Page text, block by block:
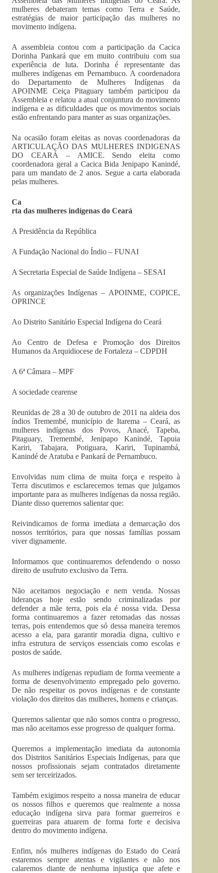
mulheres debateram temas como Terra e Saúde,
estratégias de maior participação das mulheres no
movimento indígena.
A assembleia contou com a participação da Cacica
Dorinha Pankará que em muito contribuiu com sua
experiência de luta. Dorinha é representante das
mulheres indígenas em Pernambuco. A coordenadora
do Departamento de Mulheres Indígenas da
APOINME Ceiça Pitaguary também participou da
Assembleia e relatou a atual conjuntura do movimento
indígena e as dificuldades que os movimentos sociais
estão enfrentando para manter as suas organizações.
Na ocasião foram eleitas as novas coordenadoras da
ARTICULAÇÃO DAS MULHERES INDIGENAS
DO CEARÁ – AMICE. Sendo eleita como
coordenadora geral a Cacica Bida Jenipapo Kanindé,
para um mandato de 2 anos. Segue a carta elaborada
pelas mulheres.
Ca
rta das mulheres indígenas do Ceará
A Presidência da República
A Fundação Nacional do Índio – FUNAI
A Secretaria Especial de Saúde Indígena – SESAI
As organizações Indígenas – APOINME, COPICE,
OPRINCE
Ao Distrito Sanitário Especial Indígena do Ceará
Ao Centro de Defesa e Promoção dos Direitos
Humanos da Arquidiocese de Fortaleza – CDPDH
A 6ª Câmara – MPF
A sociedade cearense
Reunidas de 28 a 30 de outubro de 2011 na aldeia dos
índios Tremembé, município de Itarema – Ceará, as
mulheres indígenas dos Povos, Anacé, Tapeba,
Pitaguary, Tremembé, Jenipapo Kanindé, Tapuia
Kariri, Tabajara, Potiguara, Kariri, Tupinambá,
Kanindé de Aratuba e Pankará de Pernambuco.
Envolvidas num clima de muita força e respeito à
Terra discutimos e esclarecemos temas que julgamos
importante para as mulheres indígenas da nossa região.
Diante disso queremos salientar que:
Reivindicamos de forma imediata a demarcação dos
nossos territórios, para que nossas famílias possam
viver dignamente.
Informamos que continuaremos defendendo o nosso
direito de usufruto exclusivo da Terra.
Não aceitamos negociação e nem venda. Nossas
lideranças hoje estão sendo criminalizadas por
defender a mãe terra, pois ela é nossa vida. Dessa
forma continuaremos a fazer retomadas das nossas
terras, pois entendemos que só dessa maneira teremos
acesso a ela, para garantir moradia digna, cultivo e
infra estrutura de serviços essenciais como escolas e
postos de saúde.
As mulheres indígenas repudiam de forma veemente a
forma de desenvolvimento empregado pelo governo.
De não respeitar os povos indígenas e de constante
violação dos direitos das mulheres, homens e crianças.
Queremos salientar que não somos contra o progresso,
mas não aceitamos esse progresso de qualquer forma.
Queremos a implementação imediata da autonomia
dos Distritos Sanitários Especiais Indígenas, para que
nossos profissionais sejam contratados diretamente
sem ser terceirizados.
Também exigimos respeito a nossa maneira de educar
os nossos filhos e queremos que realmente a nossa
educação indígena sirva para formar guerreiros e
guerreiras para atuarem de forma forte e decisiva
dentro do movimento indígena.
Enfim, nós mulheres indígenas do Estado do Ceará
estaremos sempre atentas e vigilantes e não nos
calaremos diante de nenhuma injustiça que afete e